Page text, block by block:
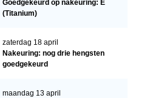
Verrichtingsonderzoek 2023-2024
Verrichtingsonderzoek 2021-2022
Verrichtingsonderzoek 2020-2021
Verrichtingsonderzoek 2019-2020
Goedgekeurd op nakeuring: E
(Titanium)
zaterdag 18 april
Nakeuring: nog drie hengsten
goedgekeurd
maandag 13 april